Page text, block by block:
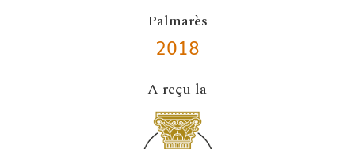
Palmarès
2018
A reçu la